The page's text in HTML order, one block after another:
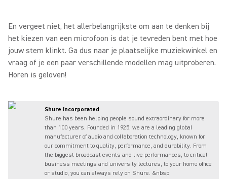
En vergeet niet, het allerbelangrijkste om aan te denken bij
het kiezen van een microfoon is dat je tevreden bent met hoe
jouw stem klinkt. Ga dus naar je plaatselijke muziekwinkel en
vraag of je een paar verschillende modellen mag uitproberen.
Horen is geloven!
Shure Incorporated
Shure has been helping people sound extraordinary for more
than 100 years. Founded in 1925, we are a leading global
manufacturer of audio and collaboration technology, known for
our commitment to quality, performance, and durability. From
the biggest broadcast events and live performances, to critical
business meetings and university lectures, to your home office
or studio, you can always rely on Shure. &nbsp;